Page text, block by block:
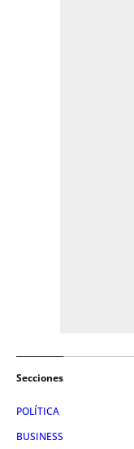
Secciones
POLÍTICA
BUSINESS